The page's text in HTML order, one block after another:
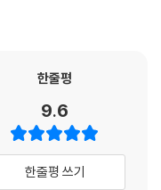
한줄평
9.6
한줄평 쓰기